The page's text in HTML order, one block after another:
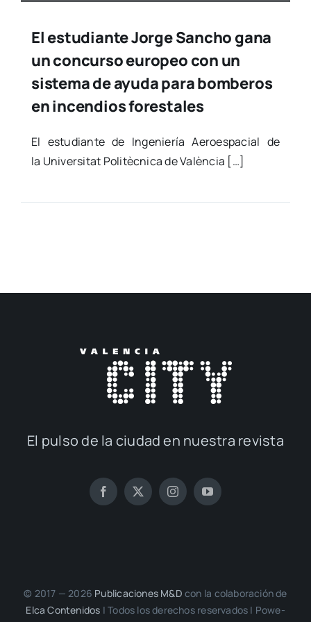
El estudiante Jorge Sancho gana
un concurso europeo con un
sistema de ayuda para bomberos
en incendios forestales
El estu­dian­te de Inge­nie­ría Aero­es­pa­cial de
la Uni­ver­si­tat Poli­tèc­ni­ca de Valèn­cia […]
El pul­so de la ciu­dad en nues­tra revis­ta
© 2017 — 2026 Publi­ca­cio­nes M&D con la cola­bo­ra­ción de
Elca Con­te­ni­dos | Todos los dere­chos reser­va­dos | Powe­